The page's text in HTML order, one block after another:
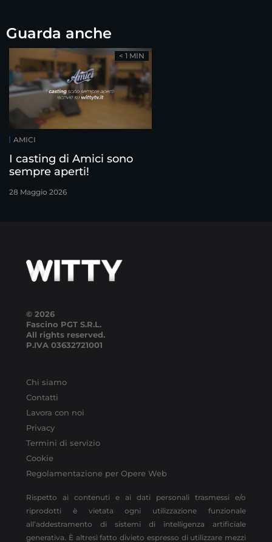
Guarda anche
AMICI
I casting di Amici sono
sempre aperti!
28 Maggio 2026
< 1 MIN
© 2026
Fascino PGT S.R.L.
All rights reserved.
P.IVA 03632721001
Chi siamo
Contatti
Lavora con noi
Privacy
Termini di servizio
Cookie
Regolamentazione per Opere Web
Rispetto ai contenuti e ai dati personali trasmessi e/o
riprodotti è vietata ogni utilizzazione funzionale
all’addestramento di sistemi di intelligenza artificiale
generativa. È altresì fatto divieto espresso di utilizzare mezzi